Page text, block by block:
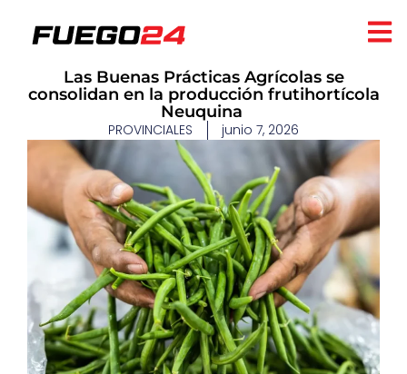
​Las Buenas Prácticas Agrícolas se
consolidan en la producción frutihortícola
Neuquina ​
PROVINCIALES junio 7, 2026